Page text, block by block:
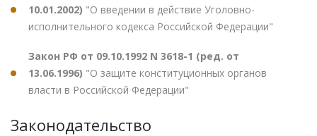
10.01.2002) "О введении в действие Уголовно-
исполнительного кодекса Российской Федерации"
Закон РФ от 09.10.1992 N 3618-1 (ред. от
13.06.1996) "О защите конституционных органов
власти в Российской Федерации"
Законодательство